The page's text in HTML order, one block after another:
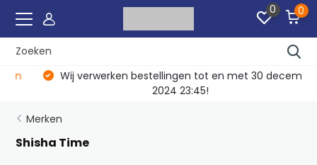
0 0
Wij verwerken bestellingen tot en met 30 december
2024 23:45!
Merken
Shisha Time